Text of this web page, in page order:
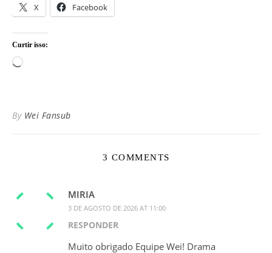
X Facebook
Curtir isso:
Carregando...
By Wei Fansub
3 COMMENTS
MIRIA
3 DE AGOSTO DE 2026 AT 11:00
RESPONDER
Muito obrigado Equipe Wei! Drama